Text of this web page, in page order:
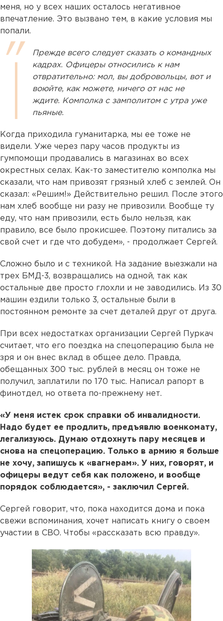
меня, но у всех наших осталось негативное
впечатление. Это вызвано тем, в какие условия мы
попали.
Прежде всего следует сказать о командных
кадрах. Офицеры относились к нам
отвратительно: мол, вы добровольцы, вот и
воюйте, как можете, ничего от нас не
ждите. Комполка с замполитом с утра уже
пьяные.
Когда приходила гуманитарка, мы ее тоже не
видели. Уже через пару часов продукты из
гумпомощи продавались в магазинах во всех
окрестных селах. Как-то заместителю комполка мы
сказали, что нам привозят грязный хлеб с землей. Он
сказал: «Решим!» Действительно решил. После этого
нам хлеб вообще ни разу не привозили. Вообще ту
еду, что нам привозили, есть было нельзя, как
правило, все было прокисшее. Поэтому питались за
свой счет и где что добудем», - продолжает Сергей.
Сложно было и с техникой. На задание выезжали на
трех БМД-3, возвращались на одной, так как
остальные две просто глохли и не заводились. Из 30
машин ездили только 3, остальные были в
постоянном ремонте за счет деталей друг от друга.
При всех недостатках организации Сергей Пуркач
считает, что его поездка на спецоперацию была не
зря и он внес вклад в общее дело. Правда,
обещанных 300 тыс. рублей в месяц он тоже не
получил, заплатили по 170 тыс. Написал рапорт в
финотдел, но ответа по-прежнему нет.
«У меня истек срок справки об инвалидности.
Надо будет ее продлить, предъявлю военкомату,
легализуюсь. Думаю отдохнуть пару месяцев и
снова на спецоперацию. Только в армию я больше
не хочу, запишусь к «вагнерам». У них, говорят, и
офицеры ведут себя как положено, и вообще
порядок соблюдается», - заключил Сергей.
Сергей говорит, что, пока находится дома и пока
свежи вспоминания, хочет написать книгу о своем
участии в СВО. Чтобы «рассказать всю правду».